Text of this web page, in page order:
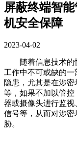
屏蔽终端智
机安全保障
2023-04-02
随着信息技术
工作中不可或缺的
隐患，尤其是在涉
等，如果不加以管
器或摄像头进行监
信号等，从而对涉
胁。